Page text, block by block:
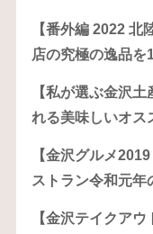
【番外編 2022 北
店の究極の逸品を
【私が選ぶ金沢
れる美味しいオス
【金沢グルメ
ストラン令和元年
【金沢テイクア